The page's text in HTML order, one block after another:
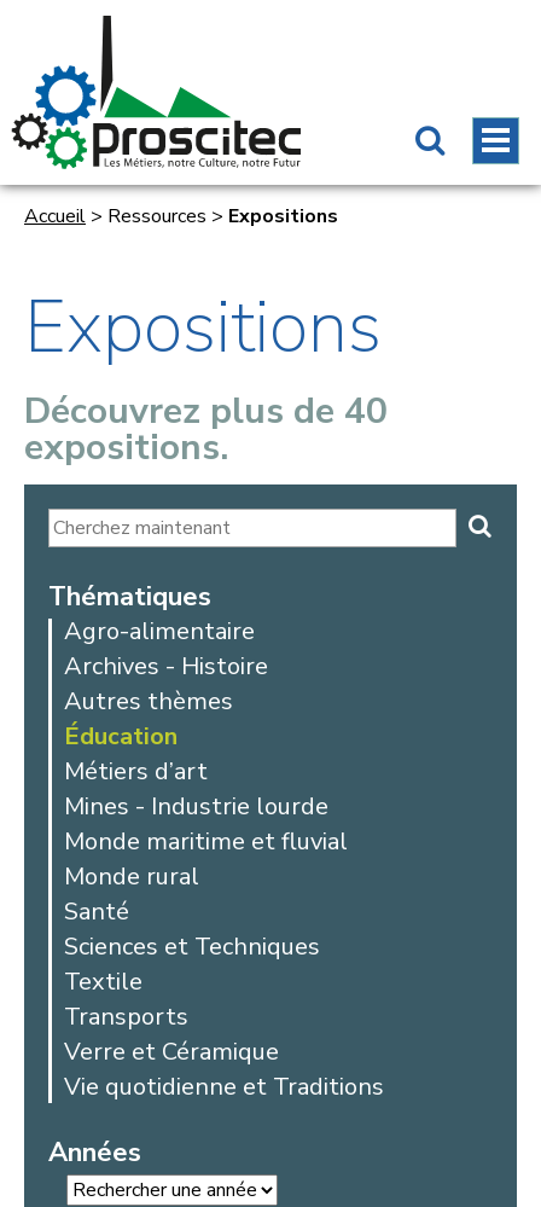
Accueil > Ressources > Expositions
Expositions
Découvrez plus de 40
expositions.
Thématiques
Agro-alimentaire
Archives - Histoire
Autres thèmes
Éducation
Métiers d’art
Mines - Industrie lourde
Monde maritime et fluvial
Monde rural
Santé
Sciences et Techniques
Textile
Transports
Verre et Céramique
Vie quotidienne et Traditions
Années